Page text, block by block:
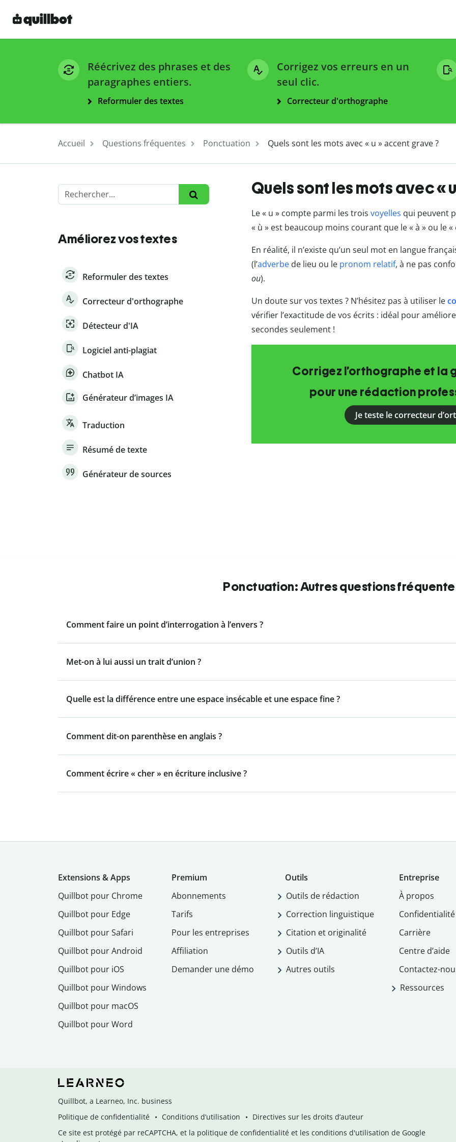
Réécrivez des phrases et des
paragraphes entiers.
Reformuler des textes
Corrigez vos erreurs en un
seul clic.
Correcteur d'orthographe
Accueil Questions fréquentes Ponctuation Quels sont les mots avec « u » accent grave ?
Améliorez vos textes
Reformuler des textes
Correcteur d'orthographe
Détecteur d'IA
Logiciel anti-plagiat
Chatbot IA
Générateur d’images IA
Traduction
Résumé de texte
Générateur de sources
Quels sont les mots avec «
Le « u » compte parmi les trois voyelles qui peuvent
« ù » est beaucoup moins courant que le « à » ou le «
En réalité, il n’existe qu’un seul mot en langue
(l’adverbede lieu ou le pronom relatif, à ne pas
ou).
Un doute sur vos textes ? N’hésitez pas à utiliser le
vérifier l’exactitude de vos écrits : idéal pour
secondes seulement !
Corrigez l’orthographe et la
pour une rédaction
Je teste le correcteur
Ponctuation: Autres questions
Comment faire un point d’interrogation à l’envers ?
Met-on à lui aussi un trait d’union ?
Quelle est la différence entre une espace insécable et une espace fine ?
Comment dit-on parenthèse en anglais ?
Comment écrire « cher » en écriture inclusive ?
Extensions & Apps
Quillbot pour Chrome
Quillbot pour Edge
Quillbot pour Safari
Quillbot pour Android
Quillbot pour iOS
Quillbot pour Windows
Quillbot pour macOS
Quillbot pour Word
Premium
Abonnements
Tarifs
Pour les entreprises
Affiliation
Demander une démo
Outils
Outils de rédaction
Correction linguistique
Citation et originalité
Outils d’IA
Autres outils
Entreprise
À propos
Confidentialité
Carrière
Centre d’aide
Contactez-
Ressources
Quillbot, a Learneo, Inc. business
Politique de confidentialité
Conditions d’utilisation
Directives sur les droits d’auteur
Ce site est protégé par reCAPTCHA, et la politique de confidentialité et les conditions d'utilisation de Google